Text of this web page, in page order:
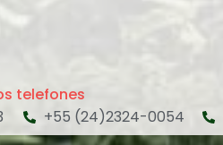
telefones
+55 (24)2324-0054